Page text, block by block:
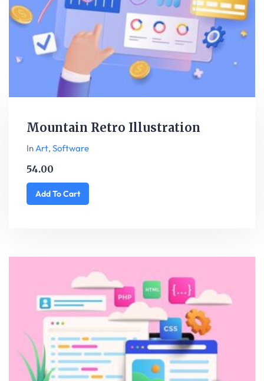
Mountain Retro Illustration
InArt, Software
54.00
Add To Cart